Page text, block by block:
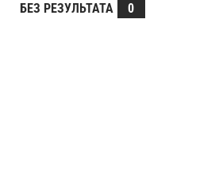
БЕЗ РЕЗУЛЬТАТА
0